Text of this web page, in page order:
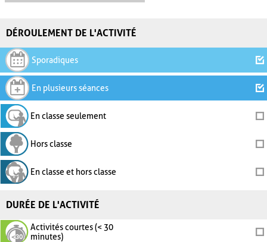
DÉROULEMENT DE L'ACTIVITÉ
Sporadiques
En plusieurs séances
En classe seulement
Hors classe
En classe et hors classe
DURÉE DE L'ACTIVITÉ
Activités courtes (< 30
minutes)